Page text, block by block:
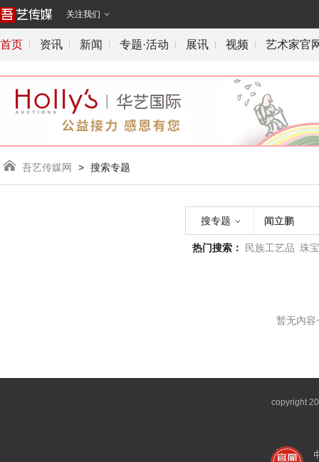
关注我们 
首页 资讯 新闻 专题·活动 展讯 视频 艺术家官
吾艺传媒网
 > 搜索专题
搜专题 
热门搜索： 民族工艺品 珠
暂无内容
copyright